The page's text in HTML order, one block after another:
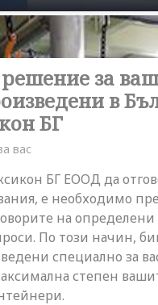
за
в
БГ
вас
БГ ЕООД да
е необходимо
на определени
По този начин,
специално за
степен